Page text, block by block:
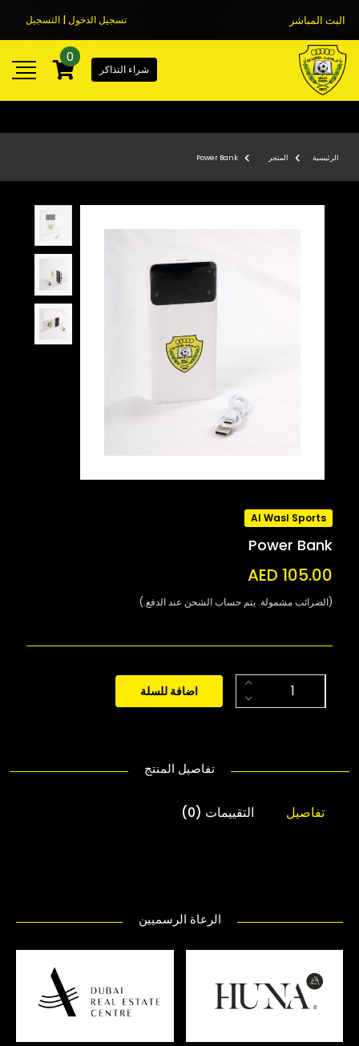
البث المباشر تسجيل الدخول | التسجيل
شراء التذاكر
0
الرئيسية المتجر Power Bank
Al Wasl Sports
Power Bank
AED 105.00
(الضرائب مشمولة. يتم حساب الشحن عند الدفع.)
اضافة للسلة
تفاصيل المنتج
تفاصيل التقييمات (0)
الرعاة الرسميين